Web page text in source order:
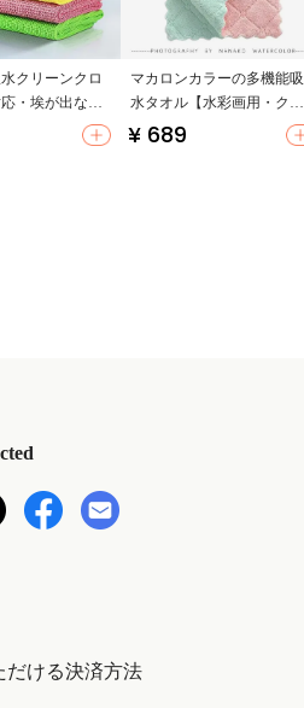
クリーンクロ
・埃が出な
ア用】
マカロンカラーの多機能吸
水タオル【水彩画用・クリ
ーニングクロス】
¥ 689
だける決済方法